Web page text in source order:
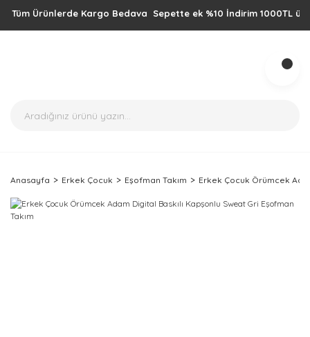
Ürünlerde Kargo Bedava Sepette ek %10 İndirim 1000TL üzeri
Anasayfa Erkek Çocuk Eşofman Takım Erkek Çocuk Örümcek